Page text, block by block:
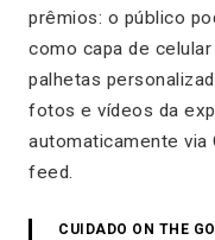
prêmios: o público
como capa de celular
palhetas
fotos e vídeos da
automaticamente via
feed.
CUIDADO ON THE GO